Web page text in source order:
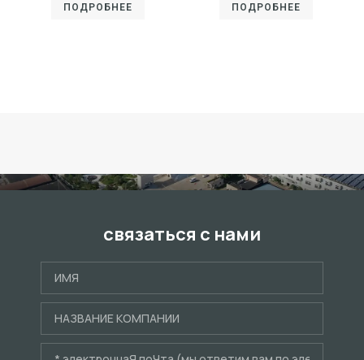
ПОДРОБНЕЕ ПОДРОБНЕЕ
связаться с нами